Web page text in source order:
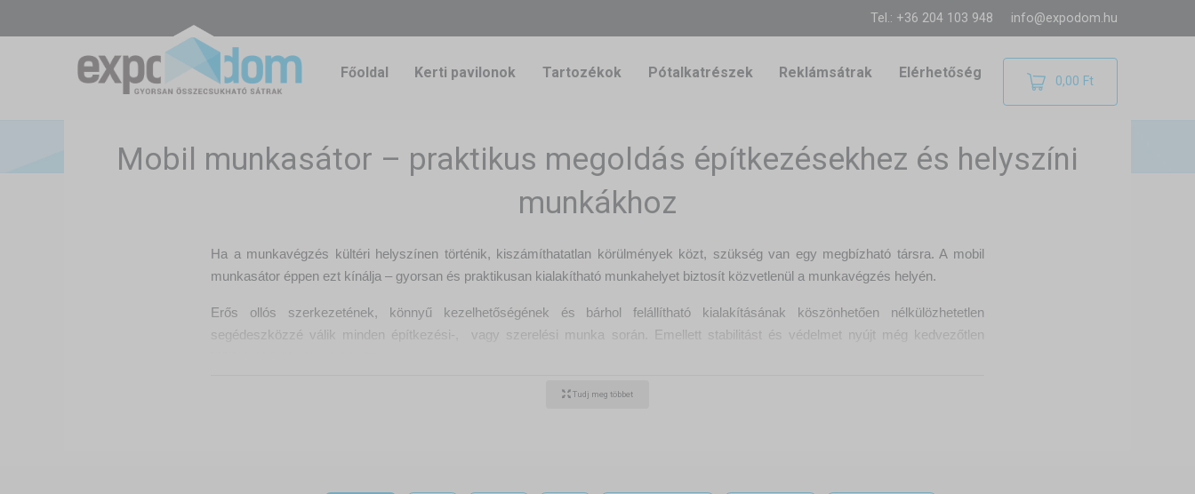
Tel.: +36 204 103 948 info@expodom.hu
Főoldal Kerti pavilonok Tartozékok Pótalkatrészek Reklámsátrak Elérhetőség 0,00 Ft
Mobil munkasátor – praktikus megoldás építkezésekhez és helyszíni
munkákhoz
Ha a munkavégzés kültéri helyszínen történik, kiszámíthatatlan körülmények közt, szükség van egy megbízható társra. A mobil
munkasátor éppen ezt kínálja – gyorsan és praktikusan kialakítható munkahelyet biztosít közvetlenül a munkavégzés helyén.
Erős ollós szerkezetének, könnyű kezelhetőségének és bárhol felállítható kialakításának köszönhetően nélkülözhetetlen
segédeszközzé válik minden építkezési-, vagy szerelési munka során. Emellett stabilitást és védelmet nyújt még kedvezőtlen
Tudj meg többet